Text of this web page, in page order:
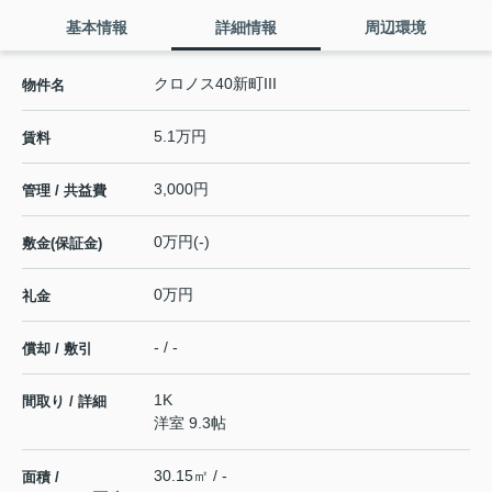
基本情報 詳細情報 周辺環境
物件名 クロノス40新町III
賃料 5.1万円
管理 / 共益費 3,000円
敷金(保証金) 0万円(-)
礼金 0万円
償却 / 敷引 - / -
間取り / 詳細
1K
洋室 9.3帖
面積 /
30.15㎡ / -